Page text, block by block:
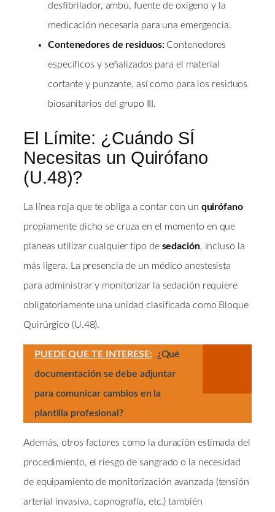
desfibrilador, ambú, fuente de oxígeno y la
medicación necesaria para una emergencia.
Contenedores de residuos:Contenedores
específicos y señalizados para el material
cortante y punzante, así como para los residuos
biosanitarios del grupo III.
El Límite: ¿Cuándo SÍ
Necesitas un Quirófano
(U.48)?
La línea roja que te obliga a contar con un quirófano
propiamente dicho se cruza en el momento en que
planeas utilizar cualquier tipo de sedación, incluso la
más ligera. La presencia de un médico anestesista
para administrar y monitorizar la sedación requiere
obligatoriamente una unidad clasificada como Bloque
Quirúrgico (U.48).
PUEDE QUE TE INTERESE: ¿Qué
documentación se debe adjuntar
para comunicar cambios en la
plantilla profesional?
Además, otros factores como la duración estimada del
procedimiento, el riesgo de sangrado o la necesidad
de equipamiento de monitorización avanzada (tensión
arterial invasiva, capnografía, etc.) también